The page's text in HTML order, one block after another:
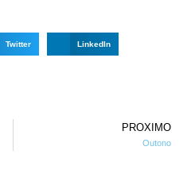
Twitter LinkedIn
PROXIMO
Outono